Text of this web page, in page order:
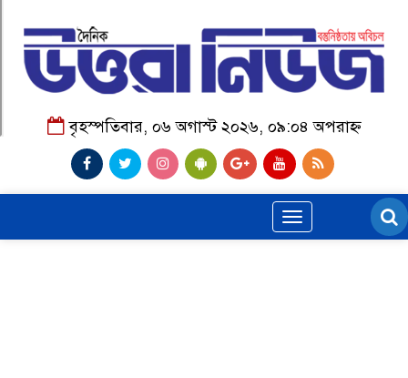
বৃহস্পতিবার, ০৬ অগাস্ট ২০২৬, ০৯:০৪ অপরাহ্ন
Toggle
navigation